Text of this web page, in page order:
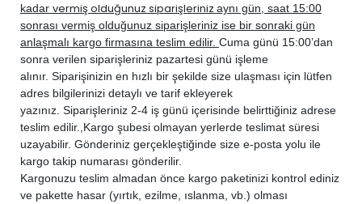
kadar vermiş olduğunuz siparişleriniz aynı gün, saat 15:00
sonrası vermiş olduğunuz siparişleriniz ise bir sonraki gün
anlaşmalı kargo firmasına teslim edilir. Cuma günü 15:00’dan
sonra verilen siparişleriniz pazartesi günü işleme
alınır. Siparişinizin en hızlı bir şekilde size ulaşması için lütfen
adres bilgilerinizi detaylı ve tarif ekleyerek
yazınız. Siparişleriniz 2-4 iş günü içerisinde belirttiğiniz adrese
teslim edilir., Kargo şubesi olmayan yerlerde teslimat süresi
uzayabilir. Gönderiniz gerçekleştiğinde size e-posta yolu ile
kargo takip numarası gönderilir.
Kargonuzu teslim almadan önce kargo paketinizi kontrol ediniz
ve pakette hasar (yırtık, ezilme, ıslanma, vb.) olması